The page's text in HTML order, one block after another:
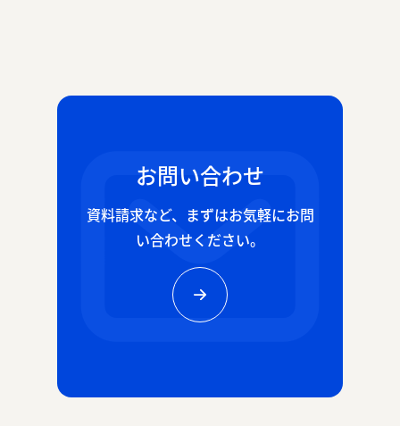
お問い合わせ
資料請求など、 まずはお気軽にお問
い合わせください。